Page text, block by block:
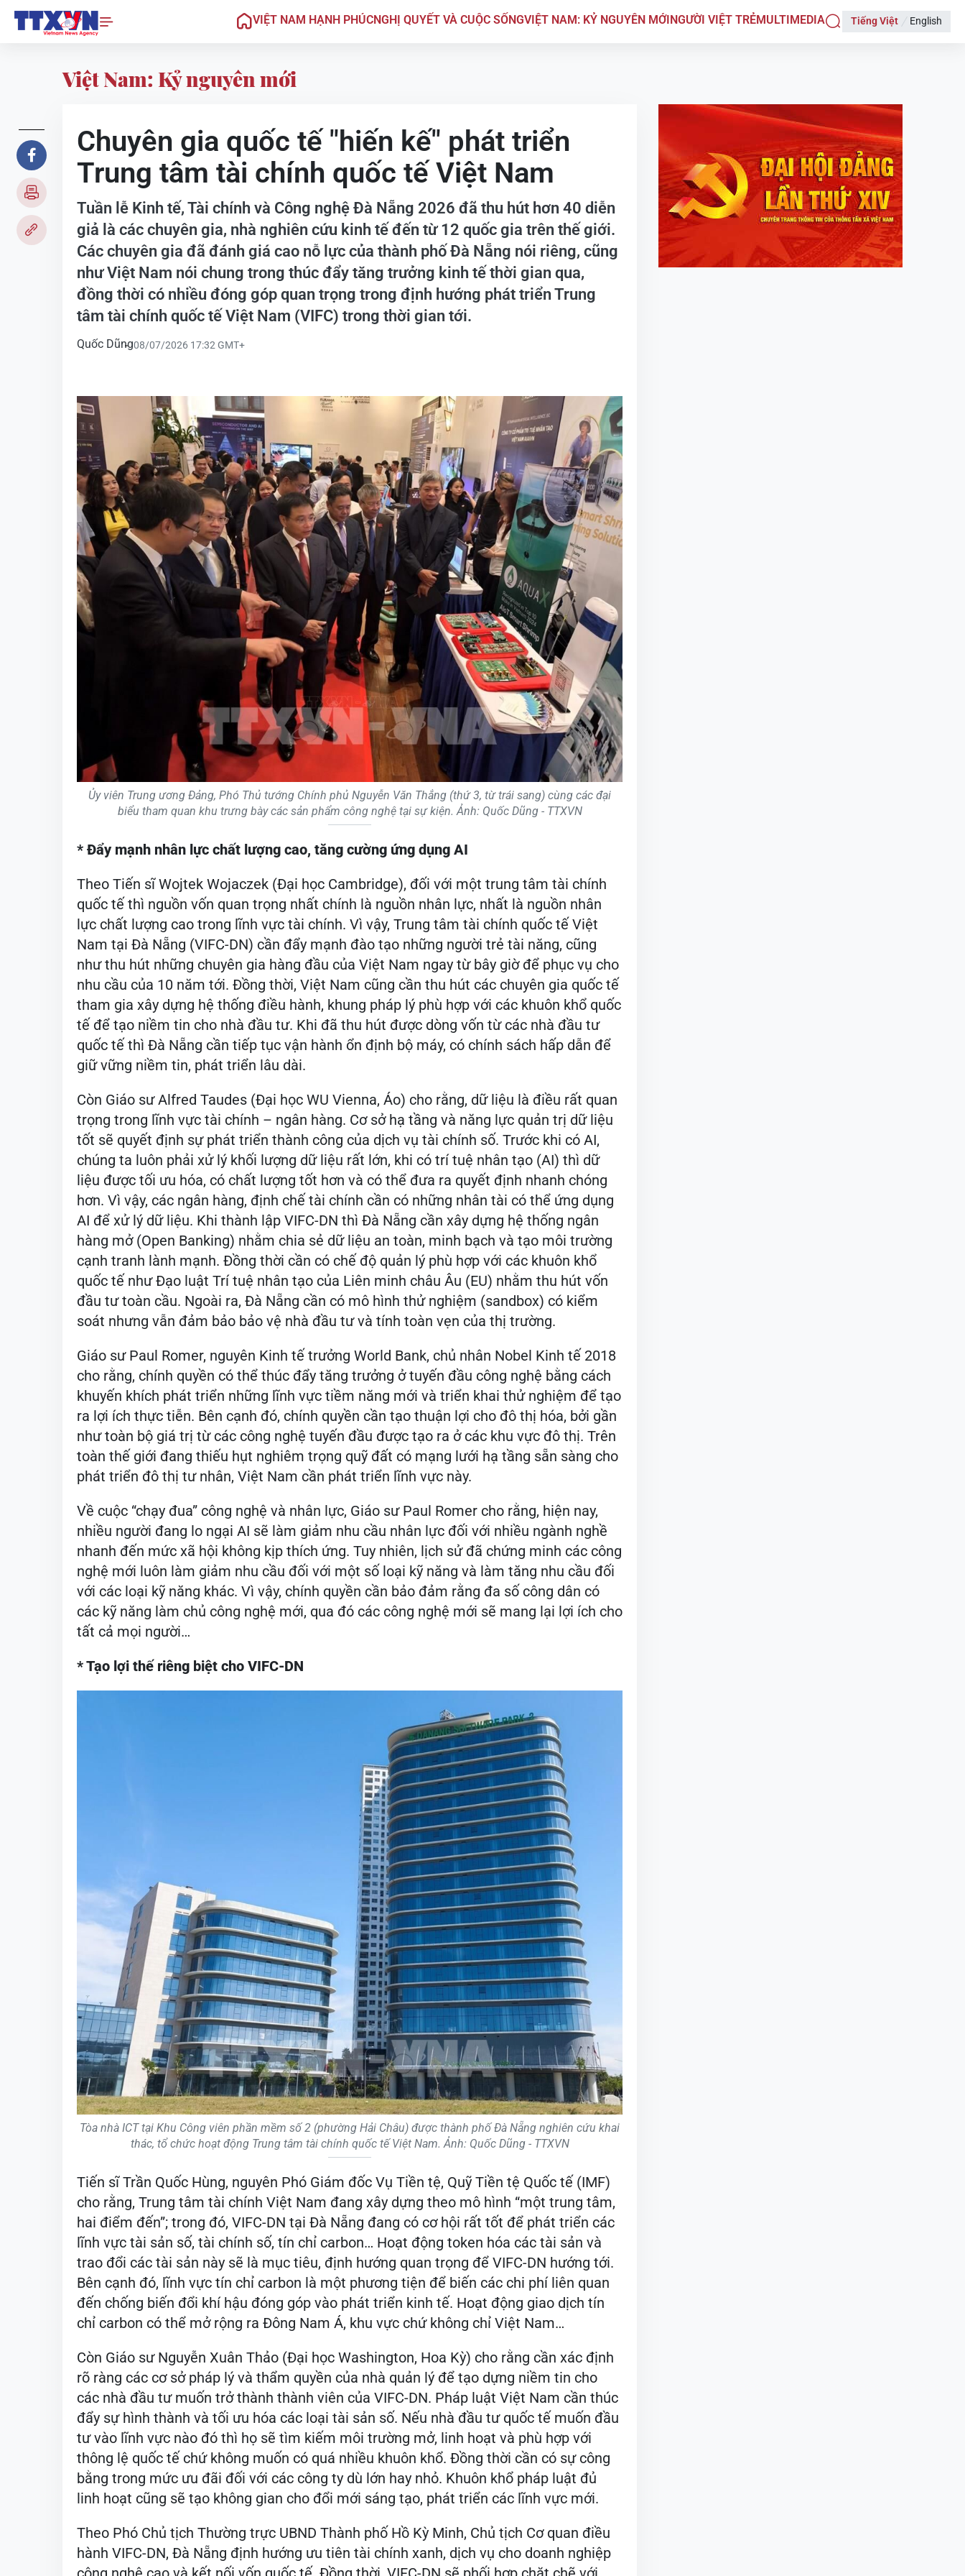
VIỆT NAM HẠNH PHÚCNGHỊ QUYẾT VÀ CUỘC SỐNGVIỆT NAM: KỶ NGUYÊN MỚINGƯỜI VIỆT TRẺMULTIMEDIA Tiếng Việt English
Việt Nam: Kỷ nguyên mới
Chuyên gia quốc tế "hiến kế" phát triển
Trung tâm tài chính quốc tế Việt Nam
Tuần lễ Kinh tế, Tài chính và Công nghệ Đà Nẵng 2026 đã thu hút hơn 40 diễn
giả là các chuyên gia, nhà nghiên cứu kinh tế đến từ 12 quốc gia trên thế giới.
Các chuyên gia đã đánh giá cao nỗ lực của thành phố Đà Nẵng nói riêng, cũng
như Việt Nam nói chung trong thúc đẩy tăng trưởng kinh tế thời gian qua,
đồng thời có nhiều đóng góp quan trọng trong định hướng phát triển Trung
tâm tài chính quốc tế Việt Nam (VIFC) trong thời gian tới.
Quốc Dũng08/07/2026 17:32 GMT+
Ủy viên Trung ương Đảng, Phó Thủ tướng Chính phủ Nguyễn Văn Thắng (thứ 3, từ trái sang) cùng các đại
biểu tham quan khu trưng bày các sản phẩm công nghệ tại sự kiện. Ảnh: Quốc Dũng - TTXVN
* Đẩy mạnh nhân lực chất lượng cao, tăng cường ứng dụng AI
Theo Tiến sĩ Wojtek Wojaczek (Đại học Cambridge), đối với một trung tâm tài chính
quốc tế thì nguồn vốn quan trọng nhất chính là nguồn nhân lực, nhất là nguồn nhân
lực chất lượng cao trong lĩnh vực tài chính. Vì vậy, Trung tâm tài chính quốc tế Việt
Nam tại Đà Nẵng (VIFC-DN) cần đẩy mạnh đào tạo những người trẻ tài năng, cũng
như thu hút những chuyên gia hàng đầu của Việt Nam ngay từ bây giờ để phục vụ cho
nhu cầu của 10 năm tới. Đồng thời, Việt Nam cũng cần thu hút các chuyên gia quốc tế
tham gia xây dựng hệ thống điều hành, khung pháp lý phù hợp với các khuôn khổ quốc
tế để tạo niềm tin cho nhà đầu tư. Khi đã thu hút được dòng vốn từ các nhà đầu tư
quốc tế thì Đà Nẵng cần tiếp tục vận hành ổn định bộ máy, có chính sách hấp dẫn để
giữ vững niềm tin, phát triển lâu dài.
Còn Giáo sư Alfred Taudes (Đại học WU Vienna, Áo) cho rằng, dữ liệu là điều rất quan
trọng trong lĩnh vực tài chính – ngân hàng. Cơ sở hạ tầng và năng lực quản trị dữ liệu
tốt sẽ quyết định sự phát triển thành công của dịch vụ tài chính số. Trước khi có AI,
chúng ta luôn phải xử lý khối lượng dữ liệu rất lớn, khi có trí tuệ nhân tạo (AI) thì dữ
liệu được tối ưu hóa, có chất lượng tốt hơn và có thể đưa ra quyết định nhanh chóng
hơn. Vì vậy, các ngân hàng, định chế tài chính cần có những nhân tài có thể ứng dụng
AI để xử lý dữ liệu. Khi thành lập VIFC-DN thì Đà Nẵng cần xây dựng hệ thống ngân
hàng mở (Open Banking) nhằm chia sẻ dữ liệu an toàn, minh bạch và tạo môi trường
cạnh tranh lành mạnh. Đồng thời cần có chế độ quản lý phù hợp với các khuôn khổ
quốc tế như Đạo luật Trí tuệ nhân tạo của Liên minh châu Âu (EU) nhằm thu hút vốn
đầu tư toàn cầu. Ngoài ra, Đà Nẵng cần có mô hình thử nghiệm (sandbox) có kiểm
soát nhưng vẫn đảm bảo bảo vệ nhà đầu tư và tính toàn vẹn của thị trường.
Giáo sư Paul Romer, nguyên Kinh tế trưởng World Bank, chủ nhân Nobel Kinh tế 2018
cho rằng, chính quyền có thể thúc đẩy tăng trưởng ở tuyến đầu công nghệ bằng cách
khuyến khích phát triển những lĩnh vực tiềm năng mới và triển khai thử nghiệm để tạo
ra lợi ích thực tiễn. Bên cạnh đó, chính quyền cần tạo thuận lợi cho đô thị hóa, bởi gần
như toàn bộ giá trị từ các công nghệ tuyến đầu được tạo ra ở các khu vực đô thị. Trên
toàn thế giới đang thiếu hụt nghiêm trọng quỹ đất có mạng lưới hạ tầng sẵn sàng cho
phát triển đô thị tư nhân, Việt Nam cần phát triển lĩnh vực này.
Về cuộc “chạy đua” công nghệ và nhân lực, Giáo sư Paul Romer cho rằng, hiện nay,
nhiều người đang lo ngại AI sẽ làm giảm nhu cầu nhân lực đối với nhiều ngành nghề
nhanh đến mức xã hội không kịp thích ứng. Tuy nhiên, lịch sử đã chứng minh các công
nghệ mới luôn làm giảm nhu cầu đối với một số loại kỹ năng và làm tăng nhu cầu đối
với các loại kỹ năng khác. Vì vậy, chính quyền cần bảo đảm rằng đa số công dân có
các kỹ năng làm chủ công nghệ mới, qua đó các công nghệ mới sẽ mang lại lợi ích cho
tất cả mọi người…
* Tạo lợi thế riêng biệt cho VIFC-DN
Tòa nhà ICT tại Khu Công viên phần mềm số 2 (phường Hải Châu) được thành phố Đà Nẵng nghiên cứu khai
thác, tổ chức hoạt động Trung tâm tài chính quốc tế Việt Nam. Ảnh: Quốc Dũng - TTXVN
Tiến sĩ Trần Quốc Hùng, nguyên Phó Giám đốc Vụ Tiền tệ, Quỹ Tiền tệ Quốc tế (IMF)
cho rằng, Trung tâm tài chính Việt Nam đang xây dựng theo mô hình “một trung tâm,
hai điểm đến”; trong đó, VIFC-DN tại Đà Nẵng đang có cơ hội rất tốt để phát triển các
lĩnh vực tài sản số, tài chính số, tín chỉ carbon… Hoạt động token hóa các tài sản và
trao đổi các tài sản này sẽ là mục tiêu, định hướng quan trọng để VIFC-DN hướng tới.
Bên cạnh đó, lĩnh vực tín chỉ carbon là một phương tiện để biến các chi phí liên quan
đến chống biến đổi khí hậu đóng góp vào phát triển kinh tế. Hoạt động giao dịch tín
chỉ carbon có thể mở rộng ra Đông Nam Á, khu vực chứ không chỉ Việt Nam…
Còn Giáo sư Nguyễn Xuân Thảo (Đại học Washington, Hoa Kỳ) cho rằng cần xác định
rõ ràng các cơ sở pháp lý và thẩm quyền của nhà quản lý để tạo dựng niềm tin cho
các nhà đầu tư muốn trở thành thành viên của VIFC-DN. Pháp luật Việt Nam cần thúc
đẩy sự hình thành và tối ưu hóa các loại tài sản số. Nếu nhà đầu tư quốc tế muốn đầu
tư vào lĩnh vực nào đó thì họ sẽ tìm kiếm môi trường mở, linh hoạt và phù hợp với
thông lệ quốc tế chứ không muốn có quá nhiều khuôn khổ. Đồng thời cần có sự công
bằng trong mức ưu đãi đối với các công ty dù lớn hay nhỏ. Khuôn khổ pháp luật đủ
linh hoạt cũng sẽ tạo không gian cho đổi mới sáng tạo, phát triển các lĩnh vực mới.
Theo Phó Chủ tịch Thường trực UBND Thành phố Hồ Kỳ Minh, Chủ tịch Cơ quan điều
hành VIFC-DN, Đà Nẵng định hướng ưu tiên tài chính xanh, dịch vụ cho doanh nghiệp